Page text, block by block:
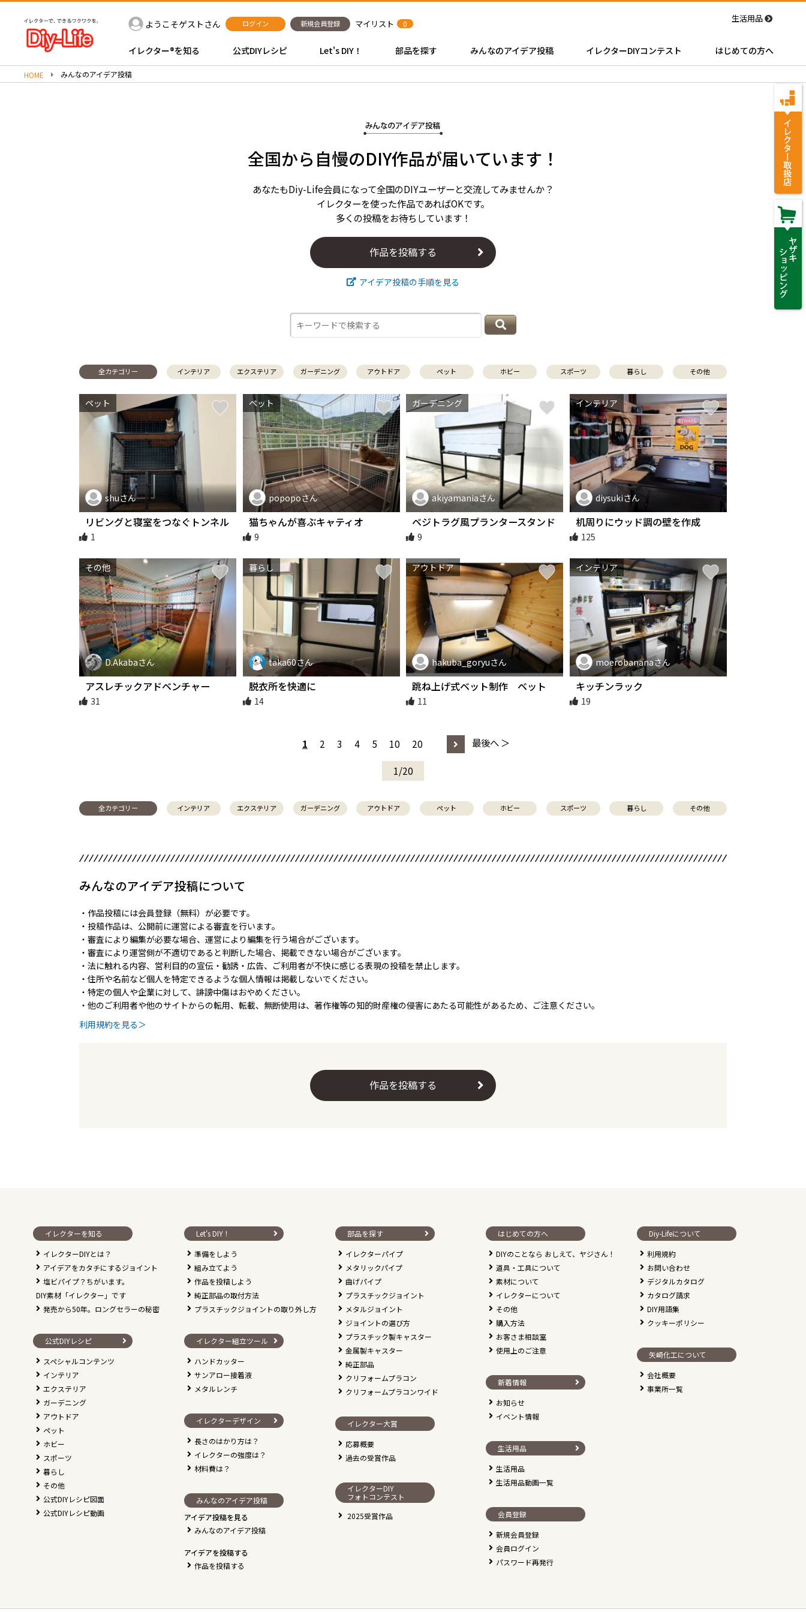
ようこそゲストさん ログイン 新規会員登録 マイリスト 0 生活用品
イレクター®を知る 公式DIYレシピ Let's DIY！ 部品を探す みんなのアイデア投稿 イレクターDIYコンテスト はじめての方へ
HOME みんなのアイデア投稿
全国から自慢のDIY作品が届いています！
あなたもDiy-Life会員になって全国のDIYユーザーと交流してみませんか？
イレクターを使った作品であればOKです。
多くの投稿をお待ちしています！
作品を投稿する
アイデア投稿の手順を見る
全カテゴリー インテリア エクステリア ガーデニング アウトドア ペット ホビー スポーツ 暮らし その他
ペット
shuさん
リビングと寝室をつなぐトンネル
ハウス
1
ペット
popopoさん
猫ちゃんが喜ぶキャティオ
9
ガーデニング
akiyamaniaさん
ベジトラグ風プランタースタンド
9
インテリア
diysukiさん
机周りにウッド調の壁を作成
125
その他
D.Akabaさん
アスレチックアドベンチャー
31
暮らし
taka60さん
脱衣所を快適に
14
アウトドア
hakuba_goryuさん
跳ね上げ式ベット制作 ベット
からの～～書斎スペース からの～
～マルチスペース！ ハイエース三
11
インテリア
moerobananaさん
キッチンラック
19
1/20
1 2 3 4 5 10 20 最後へ ＞
全カテゴリー インテリア エクステリア ガーデニング アウトドア ペット ホビー スポーツ 暮らし その他
みんなのアイデア投稿について
・作品投稿には会員登録（無料）が必要です。
・投稿作品は、公開前に運営による審査を行います。
・審査により編集が必要な場合、運営により編集を行う場合がございます。
・審査により運営側が不適切であると判断した場合、掲載できない場合がございます。
・法に触れる内容、営利目的の宣伝・勧誘・広告、ご利用者が不快に感じる表現の投稿を禁止します。
・住所や名前など個人を特定できるような個人情報は掲載しないでください。
・特定の個人や企業に対して、誹謗中傷はおやめください。
・他のご利用者や他のサイトからの転用、転載、無断使用は、著作権等の知的財産権の侵害にあたる可能性があるため、ご注意ください。
利用規約を見る＞
作品を投稿する
イレクターを知る
イレクターDIYとは？
アイデアをカタチにするジョイント
塩ビパイプ？ちがいます。
DIY素材「イレクター」です
発売から50年。ロングセラーの秘密
公式DIYレシピ
スペシャルコンテンツ
インテリア
エクステリア
ガーデニング
アウトドア
ペット
ホビー
スポーツ
暮らし
その他
公式DIYレシピ図面
公式DIYレシピ動画
Let's DIY！
準備をしよう
組み立てよう
作品を投稿しよう
純正部品の取付方法
プラスチックジョイントの取り外し方
イレクター組立ツール
ハンドカッター
サンアロー接着液
メタルレンチ
イレクターデザイン
長さのはかり方は？
イレクターの強度は？
材料費は？
みんなのアイデア投稿
アイデア投稿を見る
みんなのアイデア投稿
アイデアを投稿する
作品を投稿する
部品を探す
イレクターパイプ
メタリックパイプ
曲げパイプ
プラスチックジョイント
メタルジョイント
ジョイントの選び方
プラスチック製キャスター
金属製キャスター
純正部品
クリフォームプラコン
クリフォームプラコンワイド
イレクター大賞
応募概要
過去の受賞作品
イレクターDIY
フォトコンテスト
2025受賞作品
はじめての方へ
DIYのことなら おしえて、ヤジさん！
道具・工具について
素材について
イレクターについて
その他
購入方法
お客さま相談室
使用上のご注意
新着情報
お知らせ
イベント情報
生活用品
生活用品
生活用品動画一覧
会員登録
新規会員登録
会員ログイン
パスワード再発行
Diy-Lifeについて
利用規約
お問い合わせ
デジタルカタログ
カタログ請求
DIY用語集
クッキーポリシー
矢崎化工について
会社概要
事業所一覧